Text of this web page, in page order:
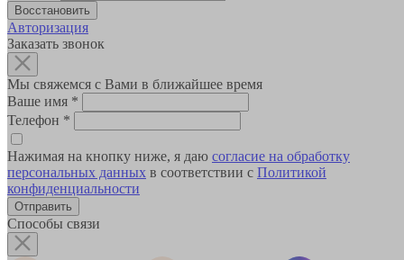
Авторизация
Заказать звонок
Мы свяжемся с Вами в ближайшее время
Ваше имя *
Телефон *
Нажимая на кнопку ниже, я даю согласие на обработку
персональных данных в соответствии с Политикой
конфиденциальности
Способы связи